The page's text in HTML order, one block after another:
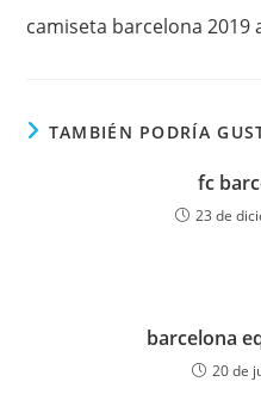
artículos
camiseta barcelona 2019
TAMBIÉN PODRÍA
fc
23 de
barcelona
20 de